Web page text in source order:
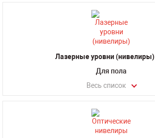
Лазерные уровни (нивелиры)
Для пола
Весь список